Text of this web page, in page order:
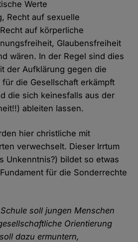
Werte
Recht auf sexuelle
auf körperliche
Glaubensfreiheit
wären. In der Regel sind dies
der Aufklärung gegen die
die Gesellschaft erkämpft
die sich keinesfalls aus der
ableiten lassen.
hier christliche mit
verwechselt. Dieser Irrtum
Unkenntnis?) bildet so etwas
für die Sonderrechte
soll jungen Menschen
Orientierung
dazu ermuntern,